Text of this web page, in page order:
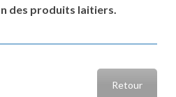
des produits laitiers.
Retour